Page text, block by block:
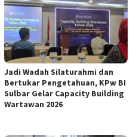
Jadi Wadah Silaturahmi dan
Bertukar Pengetahuan, KPw BI
Sulbar Gelar Capacity Building
Wartawan 2026